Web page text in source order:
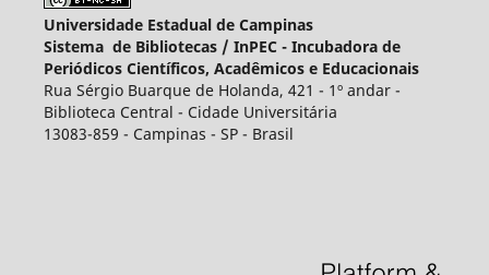
Universidade Estadual de Campinas
Sistema de Bibliotecas / InPEC - Incubadora de
Periódicos Científicos, Acadêmicos e Educacionais
Rua Sérgio Buarque de Holanda, 421 - 1º andar -
Biblioteca Central - Cidade Universitária
13083-859 - Campinas - SP - Brasil